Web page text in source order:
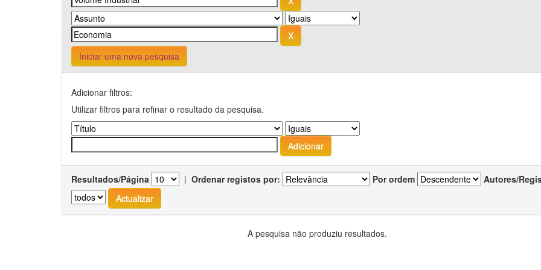
Iniciar uma nova pesquisa
Adicionar filtros:
Utilizar filtros para refinar o resultado da pesquisa.
Resultados/Página | Ordenar registos por: Por ordem Autores/
A pesquisa não produziu resultados.